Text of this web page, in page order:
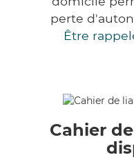
perte
Être
Cahier